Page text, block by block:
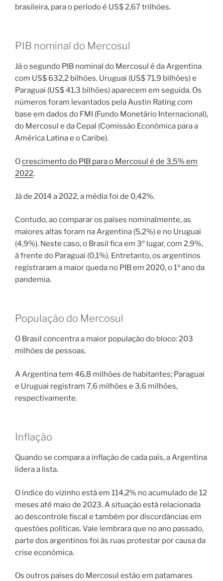
brasileira, para o período é US$ 2,67 trilhões.
PIB nominal do Mercosul
Já o segundo PIB nominal do Mercosul é da Argentina
com US$ 632,2 bilhões. Uruguai (US$ 71,9 bilhões) e
Paraguai (US$ 41,3 bilhões) aparecem em seguida. Os
números foram levantados pela Austin Rating com
base em dados do FMI (Fundo Monetário Internacional),
do Mercosul e da Cepal (Comissão Econômica para a
América Latina e o Caribe).
Ocrescimento do PIB para o Mercosul é de 3,5% em
2022.
Já de 2014 a 2022, a média foi de 0,42%.
Contudo, ao comparar os países nominalmente, as
maiores altas foram na Argentina (5,2%) e no Uruguai
(4,9%). Neste caso, o Brasil fica em 3º lugar, com 2,9%,
à frente do Paraguai (0,1%). Entretanto, os argentinos
registraram a maior queda no PIB em 2020, o 1º ano da
pandemia.
População do Mercosul
O Brasil concentra a maior população do bloco: 203
milhões de pessoas.
A Argentina tem 46,8 milhões de habitantes; Paraguai
e Uruguai registram 7,6 milhões e 3,6 milhões,
respectivamente.
Inflação
Quando se compara a inflação de cada país, a Argentina
lidera a lista.
O índice do vizinho está em 114,2% no acumulado de 12
meses até maio de 2023. A situação está relacionada
ao descontrole fiscal e também por discordâncias em
questões políticas. Vale lembrara que no ano passado,
parte dos argentinos foi às ruas protestar por causa da
crise econômica.
Os outros países do Mercosul estão em patamares